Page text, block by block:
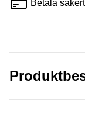
Betala